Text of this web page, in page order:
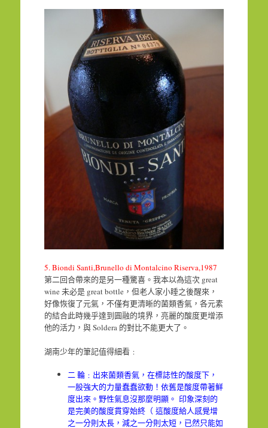
5. Biondi Santi,Brunello di Montalcino Riserva,1987
第二回合帶來的是另一種驚喜。我本以為這次 great
wine 未必是 great bottle，但老人家小睡之後醒來，
好像恢復了元氣，不僅有更清晰的菌類香氣，各元素
的結合此時幾乎達到圓融的境界，亮麗的酸度更增添
他的活力，與 Soldera 的對比不能更大了。
湖南少年的筆記值得細看﹕
二 輪﹕出來菌類香氣，在標誌性的酸度下，
一股強大的力量蠢蠢欲動！依舊是酸度帶著鮮
度出來。野性氣息沒那麼明顯。 印象深刻的
是完美的酸度貫穿始終（ 這酸度給人感覺增
之一分則太長，減之一分則太短，已然只能如